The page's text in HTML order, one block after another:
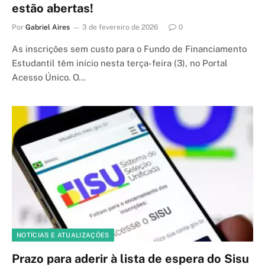
estão abertas!
Por Gabriel Aires 3 de fevereiro de 2026 0
As inscrições sem custo para o Fundo de Financiamento
Estudantil têm início nesta terça-feira (3), no Portal
Acesso Único. O…
NOTÍCIAS E ATUALIZAÇÕES
Prazo para aderir à lista de espera do Sisu